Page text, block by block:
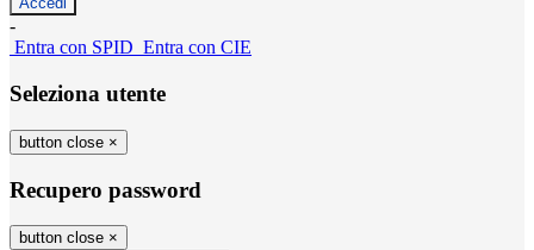
-
Entra con SPID Entra con CIE
Seleziona utente
button close ×
Recupero password
button close ×